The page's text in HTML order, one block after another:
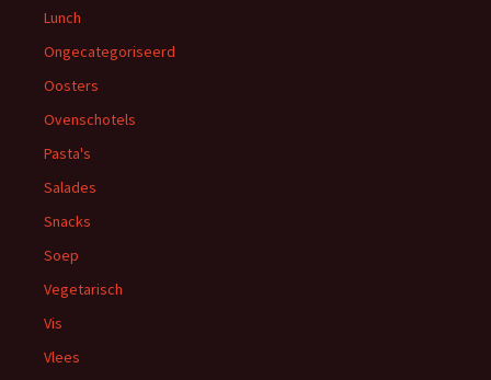
Lunch
Ongecategoriseerd
Oosters
Ovenschotels
Pasta's
Salades
Snacks
Soep
Vegetarisch
Vis
Vlees